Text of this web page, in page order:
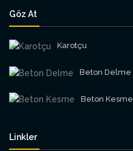
Göz At
Karotçu
Beton Delme
Beton Kesme
Linkler